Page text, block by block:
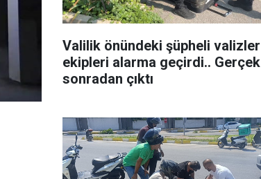
Valilik önündeki şüpheli valizler
ekipleri alarma geçirdi.. Gerçek
sonradan çıktı